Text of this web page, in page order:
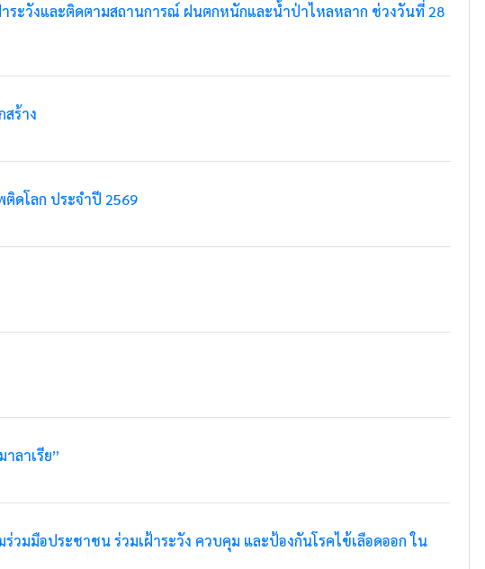
ะวังและติดตามสถานการณ์ ฝนตกหนักและน้ำป่าไหลหลาก ช่วงวันที่ 28
ร้าง
ดโลก ประจำปี 2569
ลาเรีย”
มมือประชาชน ร่วมเฝ้าระวัง ควบคุม และป้องกันโรคไข้เลือดออก ใน